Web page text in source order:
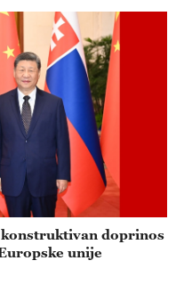
doprinos
unije